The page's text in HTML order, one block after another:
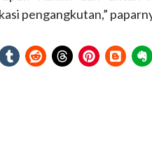
pengangkutan,”